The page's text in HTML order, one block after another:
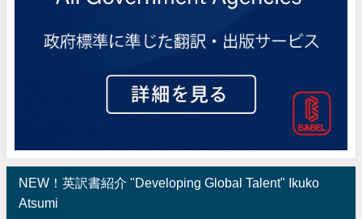
NEW！英訳書紹介 "Developing Global Talent" Ikuko
Atsumi